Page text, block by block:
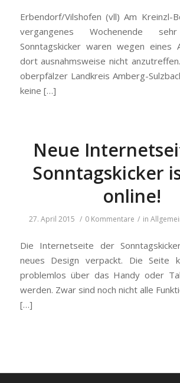
Erbendorf/Vilshofen (vll) Am Kreinzl-
vergangenes Wochenende
Sonntagskicker waren wegen eines
dort ausnahmsweise nicht
oberpfälzer Landkreis Amberg-
keine […]
Neue
Sonntagskicker
online!
27. April 2015 / 0 Kommentare / in
Die Internetseite der
neues Design verpackt. Die Seite
problemlos über das Handy oder
werden. Zwar sind noch nicht alle
[…]